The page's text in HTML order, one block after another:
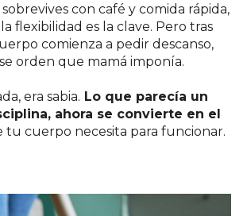
con café y comida rápida,
flexibilidad es la clave. Pero tras
comienza a pedir descanso,
orden que mamá imponía.
era sabia. Lo que parecía un
ahora se convierte en el
tu cuerpo necesita para funcionar.